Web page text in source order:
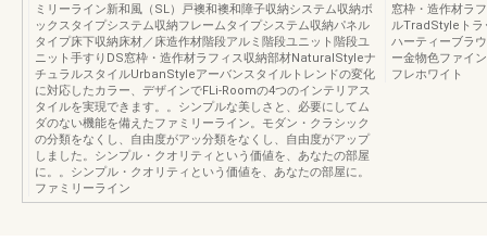
ミリーライン新和風（SL）戸襖和襖和障子収納システム収納ボ
ックスタイプシステム収納フレームタイプシステム収納パネル
タイプ床下収納床材／床造作材階段アルミ階段ユニット階段ユ
ニット手すりDS窓枠・造作材ラフィス収納部材NaturalStyleナ
チュラルスタイルUrbanStyleアーバンスタイルトレンドの変化
に対応したカラー、デザインでFLi-Roomの4つのインテリアス
タイルを実現できます。。シンプルな美しさと、必要にしてム
ダのない機能を備えたファミリーライン。モダン・クラシック
の分類をなくし、自由度がアッ分類をなくし、自由度がアップ
しました。シンプル・クオリティという価値を、あなたの部屋
に。。シンプル・クオリティという価値を、あなたの部屋に。
ファミリーライン
窓枠・造作材ラ
ルTradStyleトラ
ハーティーブラ
ー金物色ファイ
フレホワイト